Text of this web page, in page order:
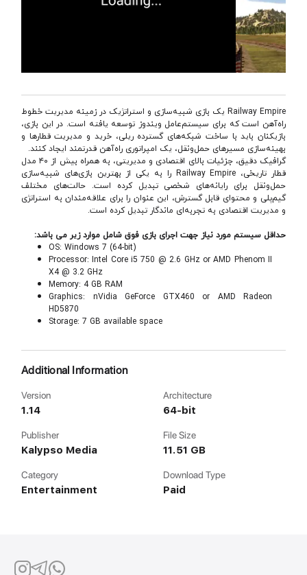
Railway Empire یک بازی شبیه‌سازی و استراتژیک در زمینه مدیریت خطوط
راه‌آهن است که برای سیستم‌عامل ویندوز توسعه یافته است. در این بازی،
بازیکنان باید با ساخت شبکه‌های گسترده ریلی، خرید و مدیریت قطارها و
بهینه‌سازی مسیرهای حمل‌ونقل، یک امپراتوری راه‌آهن قدرتمند ایجاد کنند.
گرافیک دقیق، جزئیات بالای اقتصادی و مدیریتی، به همراه بیش از ۴۰ مدل
قطار تاریخی، Railway Empire را به یکی از بهترین بازی‌های شبیه‌سازی
حمل‌ونقل برای رایانه‌های شخصی تبدیل کرده است. حالت‌های مختلف
گیم‌پلی و محتوای قابل گسترش، این عنوان را برای علاقه‌مندان به استراتژی
و مدیریت اقتصادی به تجربه‌ای ماندگار تبدیل کرده است.
حداقل سیستم مورد نیاز جهت اجرای بازی فوق شامل موارد زیر می باشد:
OS: Windows 7 (64-bit)
Processor: Intel Core i5 750 @ 2.6 GHz or AMD Phenom II
X4 @ 3.2 GHz
Memory: 4 GB RAM
Graphics: nVidia GeForce GTX460 or AMD Radeon
HD5870
Storage: 7 GB available space
Additional Information
Version
1.14
Architecture
64-bit
Publisher
Kalypso Media
File Size
11.51 GB
Category
Entertainment
Download Type
Paid